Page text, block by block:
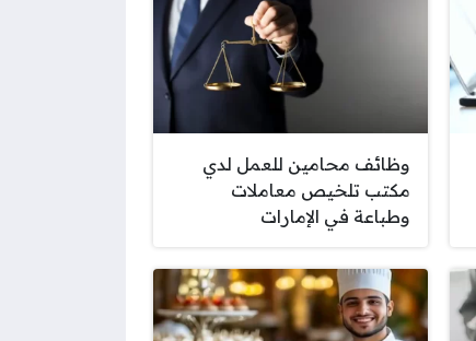
وظائف محامين للعمل لدي
مكتب تلخيص معاملات
وطباعة في الإمارات